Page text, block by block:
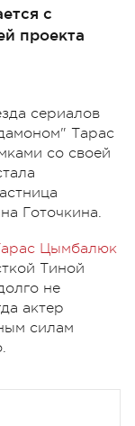
с
проекта
сериалов
Тарас
со своей
Готочкина.
Цымбалюк
Тиной
не
актер
силам